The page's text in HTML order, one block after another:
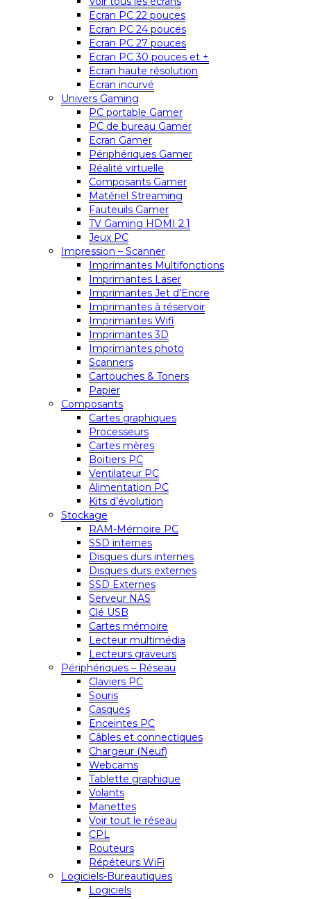
Ecran PC 22 pouces
Ecran PC 24 pouces
Ecran PC 27 pouces
Ecran PC 30 pouces et +
Ecran haute résolution
Ecran incurvé
Univers Gaming
PC portable Gamer
PC de bureau Gamer
Ecran Gamer
Périphériques Gamer
Réalité virtuelle
Composants Gamer
Matériel Streaming
Fauteuils Gamer
TV Gaming HDMI 2.1
Jeux PC
Impression – Scanner
Imprimantes Multifonctions
Imprimantes Laser
Imprimantes Jet d’Encre
Imprimantes à réservoir
Imprimantes Wifi
Imprimantes 3D
Imprimantes photo
Scanners
Cartouches & Toners
Papier
Composants
Cartes graphiques
Processeurs
Cartes mères
Boitiers PC
Ventilateur PC
Alimentation PC
Kits d’évolution
Stockage
RAM-Mémoire PC
SSD internes
Disques durs internes
Disques durs externes
SSD Externes
Serveur NAS
Clé USB
Cartes mémoire
Lecteur multimédia
Lecteurs graveurs
Périphériques – Réseau
Claviers PC
Souris
Casques
Enceintes PC
Câbles et connectiques
Chargeur (Neuf)
Webcams
Tablette graphique
Volants
Manettes
Voir tout le réseau
CPL
Routeurs
Répéteurs WiFi
Logiciels-Bureautiques
Logiciels